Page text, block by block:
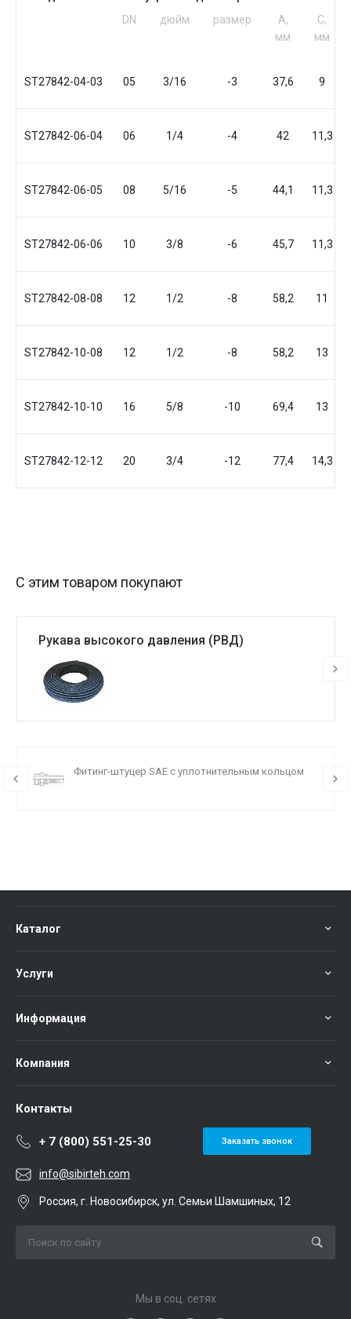
DN
дюйм размер
A,
мм
C,
мм
ST27842-04-03 05 3/16 -3 37,6 9
ST27842-06-04 06 1/4 -4 42 11,3
ST27842-06-05 08 5/16 -5 44,1 11,3
ST27842-06-06 10 3/8 -6 45,7 11,3
ST27842-08-08 12 1/2 -8 58,2 11
ST27842-10-08 12 1/2 -8 58,2 13
ST27842-10-10 16 5/8 -10 69,4 13
ST27842-12-12 20 3/4 -12 77,4 14,3
С этим товаром покупают
Рукава высокого давления (РВД)
Фитинг-штуцер SAE c уплотнительным кольцом
Каталог
Услуги
Информация
Компания
Контакты
+ 7 (800) 551-25-30 Заказать звонок
info@sibirteh.com
Россия, г. Новосибирск, ул. Семьи Шамшиных, 12
Мы в соц. сетях